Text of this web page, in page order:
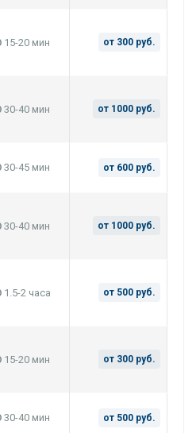
15-20 мин от 300 руб.
30-40 мин от 1000 руб.
30-45 мин от 600 руб.
30-40 мин от 1000 руб.
1.5-2 часа от 500 руб.
15-20 мин от 300 руб.
30-40 мин от 500 руб.